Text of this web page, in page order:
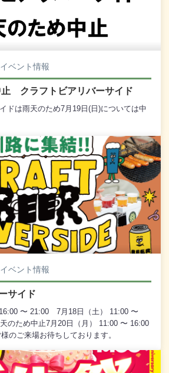
イベント情報
止 クラフトビアリバーサイド
ドは雨天のため7月19日(日)については中
イベント情報
サイド
〜 21:00 7月18日（土） 11:00 〜
のため中止7月20日（月） 11:00 〜 16:00
のご来場お待ちしております。